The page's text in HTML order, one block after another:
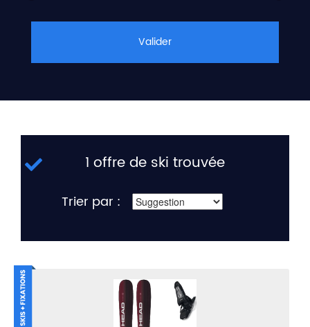
Valider
1 offre de ski trouvée
Trier par :